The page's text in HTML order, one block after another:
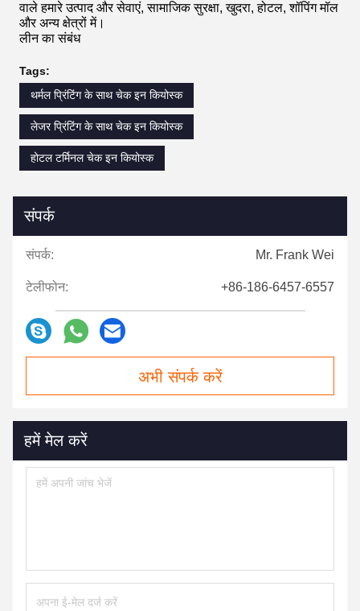
वाले हमारे उत्पाद और सेवाएं, सामाजिक सुरक्षा, खुदरा, होटल, शॉपिंग मॉल
और अन्य क्षेत्रों में।
लीन का संबंध
Tags:
थर्मल प्रिंटिंग के साथ चेक इन कियोस्क
लेजर प्रिंटिंग के साथ चेक इन कियोस्क
होटल टर्मिनल चेक इन कियोस्क
संपर्क
संपर्क: Mr. Frank Wei
टेलीफोन: +86-186-6457-6557
अभी संपर्क करें
हमें मेल करें